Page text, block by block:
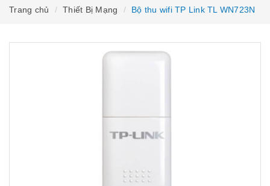
Trang chủ Thiết Bị Mạng Bộ thu wifi TP Link TL WN723N